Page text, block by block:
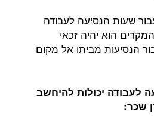
שעות הנסיעה לעבודה
הוא יהיה זכאי
הנסיעות מביתו אל מקום
לעבודה יכולות להיחשב
שכר: